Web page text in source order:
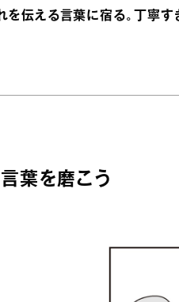
を伝える言葉に宿る。丁寧
葉を磨こう